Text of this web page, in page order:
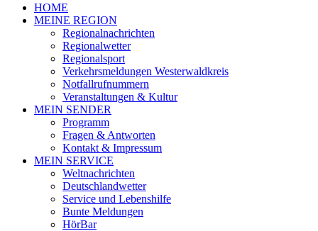
HOME
MEINE REGION
Regionalnachrichten
Regionalwetter
Regionalsport
Verkehrsmeldungen Westerwaldkreis
Notfallrufnummern
Veranstaltungen & Kultur
MEIN SENDER
Programm
Fragen & Antworten
Kontakt & Impressum
MEIN SERVICE
Weltnachrichten
Deutschlandwetter
Service und Lebenshilfe
Bunte Meldungen
HörBar